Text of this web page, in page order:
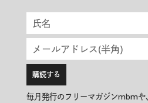
毎月発行のフリーマガジンmbmや